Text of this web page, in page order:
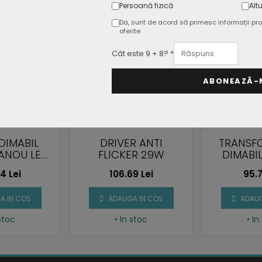
LED
DC
Lei
IN COS
DRIVER ANTI
FLICKER 29W
106.69 Lei
ADAUGA IN COS
• In stoc •
Persoană fizică
Da, sunt de acord să primesc informații
oferite
Cât este 9 + 8? *
ABONEAZĂ-